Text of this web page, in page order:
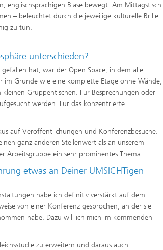
englischsprachigen Blase bewegt. Am Mittagstisch
– beleuchtet durch die jeweilige kulturelle Brille.
zu tun.
unterschieden?
hat, war der Open Space, in dem alle
im Grunde wie eine komplette Etage ohne Wände,
Gruppentischen. Für Besprechungen oder
werden. Für das konzentrierte
auf Veröffentlichungen und Konferenzbesuche.
ganz anderen Stellenwert als an unserem
Arbeitsgruppe ein sehr prominentes Thema.
etwas an Deiner UMSICHTigen
habe ich definitiv verstärkt auf dem
von einer Konferenz gesprochen, an der sie
habe. Dazu will ich mich im kommenden
zu erweitern und daraus auch